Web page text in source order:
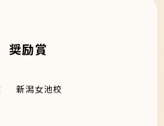
奨励賞
新潟女池校